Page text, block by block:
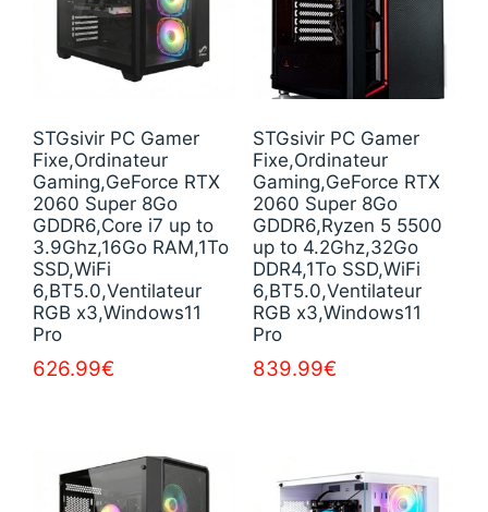
STGsivir PC Gamer
Fixe,Ordinateur
Gaming,GeForce RTX
2060 Super 8Go
GDDR6,Core i7 up to
3.9Ghz,16Go RAM,1To
SSD,WiFi
6,BT5.0,Ventilateur
RGB x3,Windows11
Pro
626.99€
STGsivir PC Gamer
Fixe,Ordinateur
Gaming,GeForce RTX
2060 Super 8Go
GDDR6,Ryzen 5 5500
up to 4.2Ghz,32Go
DDR4,1To SSD,WiFi
6,BT5.0,Ventilateur
RGB x3,Windows11
Pro
839.99€